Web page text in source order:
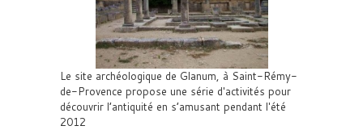
Le site archéologique de Glanum, à Saint-Rémy-
de-Provence propose une série d'activités pour
découvrir l’antiquité en s’amusant pendant l'été
2012